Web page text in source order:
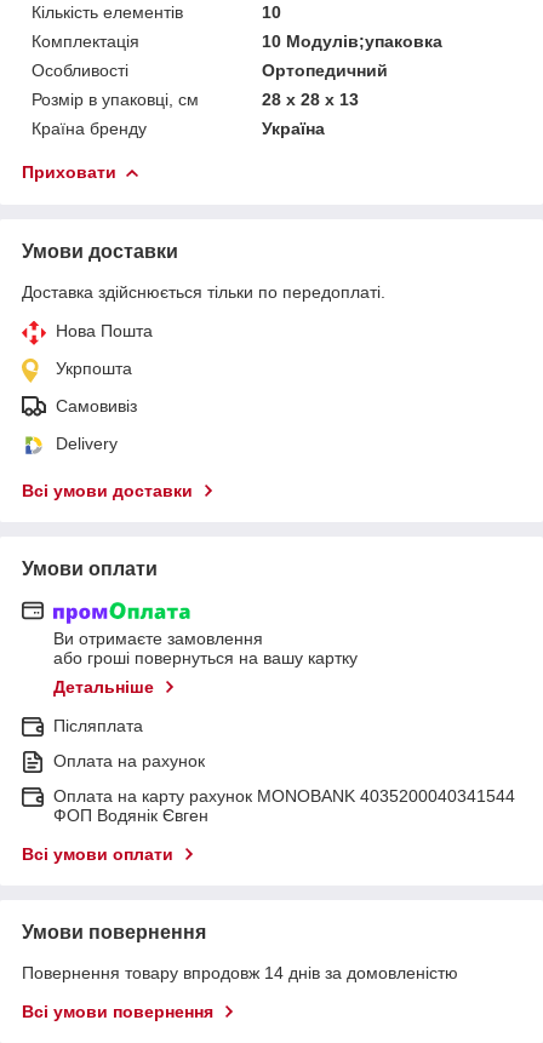
Кількість елементів
10
Комплектація
10 Модулів;упаковка
Особливості
Ортопедичний
Розмір в упаковці, см
28 x 28 x 13
Країна бренду
Україна
Приховати
Умови доставки
Доставка здійснюється тільки по передоплаті.
Нова Пошта
Укрпошта
Самовивіз
Delivery
Всі умови доставки
Умови оплати
Ви отримаєте замовлення
або гроші повернуться на вашу картку
Детальніше
Післяплата
Оплата на рахунок
Оплата на карту рахунок MONOBANK 4035200040341544
ФОП Водянік Євген
Всі умови оплати
Умови повернення
Повернення товару впродовж 14 днів за домовленістю
Всі умови повернення